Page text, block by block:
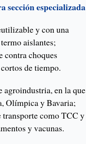
sección especializada
y con una
aislantes;
contra choques
de tiempo.
agroindustria, en la que
Olímpica y Bavaria;
transporte como TCC y
y vacunas.